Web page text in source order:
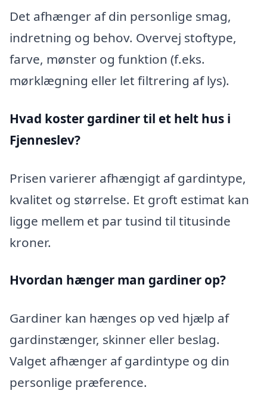
Det afhænger af din personlige smag,
indretning og behov. Overvej stoftype,
farve, mønster og funktion (f.eks.
mørklægning eller let filtrering af lys).
Hvad koster gardiner til et helt hus i
Fjenneslev?
Prisen varierer afhængigt af gardintype,
kvalitet og størrelse. Et groft estimat kan
ligge mellem et par tusind til titusinde
kroner.
Hvordan hænger man gardiner op?
Gardiner kan hænges op ved hjælp af
gardinstænger, skinner eller beslag.
Valget afhænger af gardintype og din
personlige præference.